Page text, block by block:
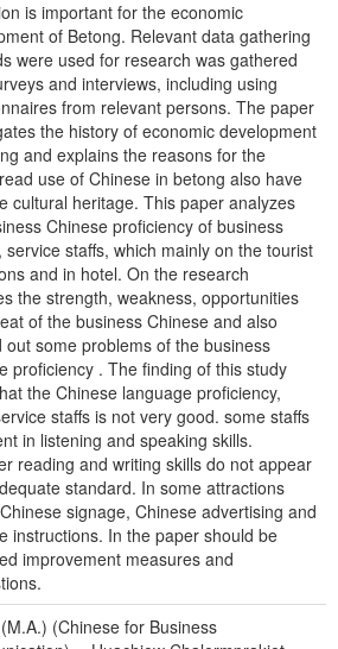
is important for the economic
of Betong. Relevant data gathering
were used for research was gathered
and interviews, including using
from relevant persons. The paper
the history of economic development
and explains the reasons for the
use of Chinese in betong also have
cultural heritage. This paper analyzes
Chinese proficiency of business
service staffs, which mainly on the tourist
and in hotel. On the research
the strength, weakness, opportunities
of the business Chinese and also
out some problems of the business
proficiency . The finding of this study
the Chinese language proficiency,
staffs is not very good. some staffs
in listening and speaking skills.
reading and writing skills do not appear
standard. In some attractions
signage, Chinese advertising and
instructions. In the paper should be
improvement measures and
(Chinese for Business